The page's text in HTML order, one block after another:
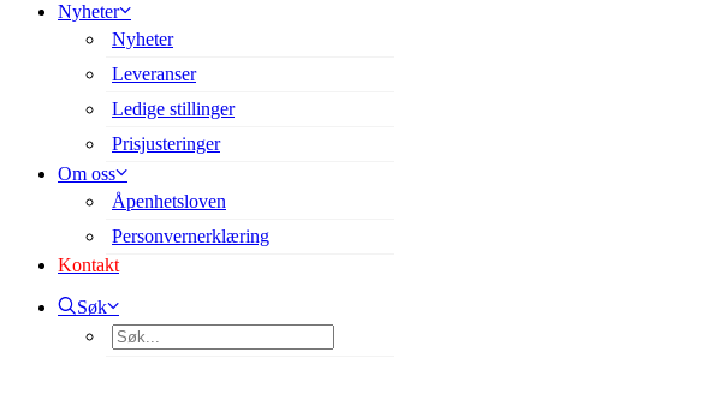
Nyheter
Nyheter
Leveranser
Ledige stillinger
Prisjusteringer
Om oss
Åpenhetsloven
Personvernerklæring
Kontakt
Søk